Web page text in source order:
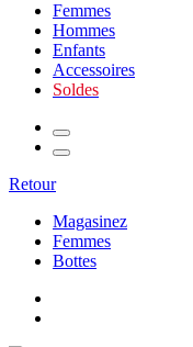
Femmes
Hommes
Enfants
Accessoires
Soldes
Retour
Magasinez
Femmes
Bottes